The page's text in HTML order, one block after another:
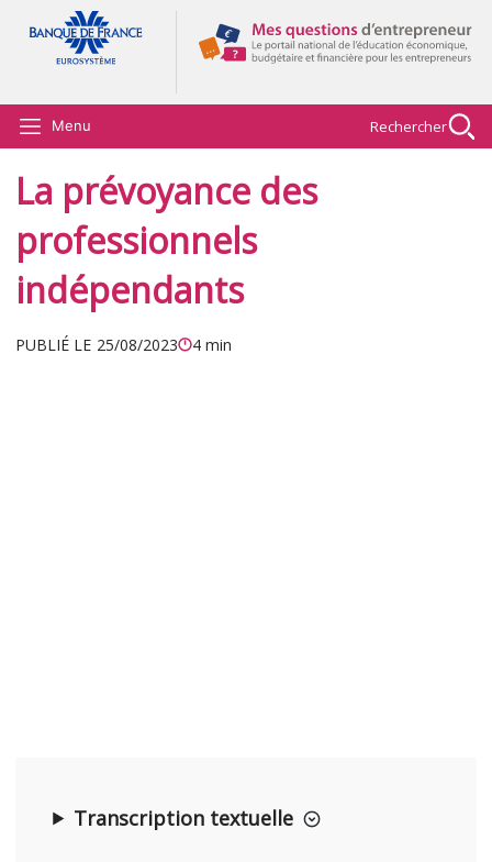
Aller au contenu principal
Menu Rechercher
La prévoyance des
professionnels
indépendants
PUBLIÉ LE 25/08/2023 4 min
Transcription textuelle